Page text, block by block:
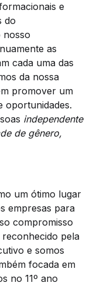
e
do
nosso
as
cada uma das
da nossa
promover um
oportunidades.
independente
de gênero,
um ótimo lugar
empresas para
compromisso
pela
e somos
focada em
no 11º ano